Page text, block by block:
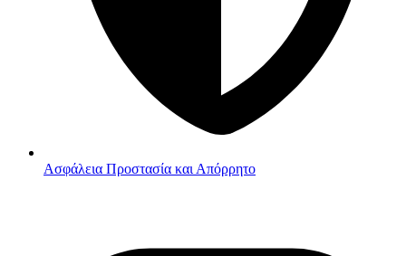
Ασφάλεια Προστασία και Απόρρητο